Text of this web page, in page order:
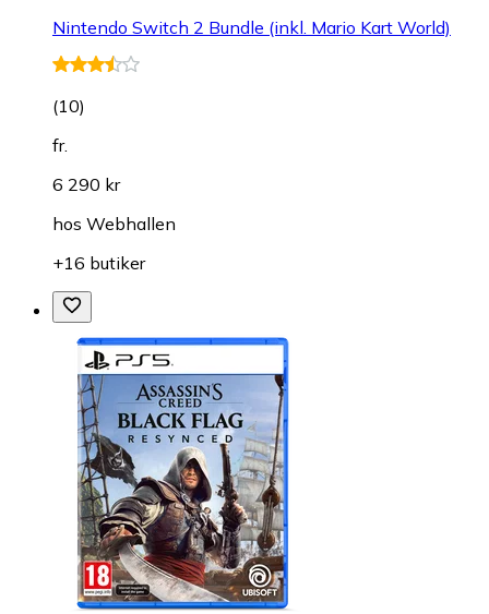
Nintendo Switch 2 Bundle (inkl. Mario Kart World)
(10)
fr.
6 290 kr
hos Webhallen
+16 butiker